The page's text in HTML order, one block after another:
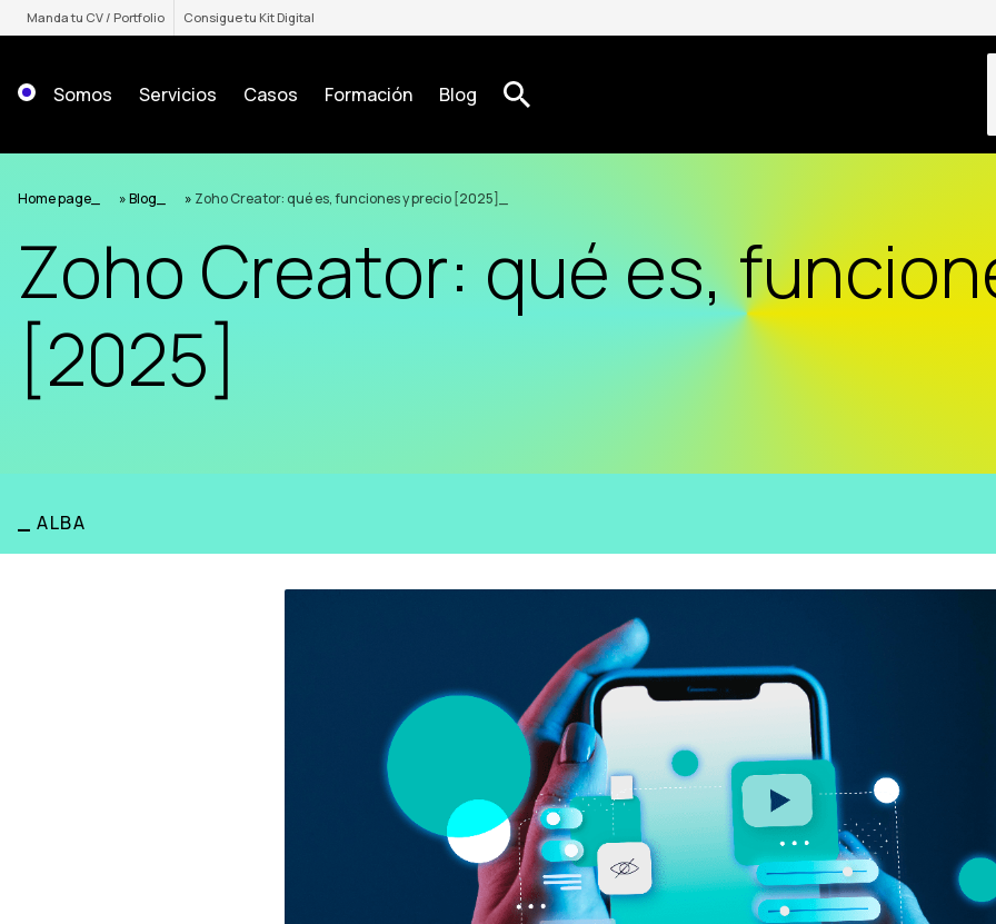
Saltar
al
Manda tu CV / Portfolio Consigue tu Kit Digital
Somos Servicios Casos Formación Blog
Home page »Blog » Zoho Creator: qué es, funciones y precio [2025]
Zoho Creator: qué es,
[2025]
_ALBA